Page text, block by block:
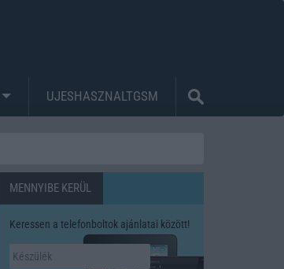
UJESHASZNALTGSM
MENNYIBE KERÜL
Keressen a telefonboltok ajánlatai között!